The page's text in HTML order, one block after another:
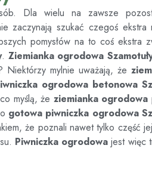
Dla wielu na zawsze
zaczynają szukać czegoś ekstra
pomysłów na to coś ekstra
. Ziemianka ogrodowa
Niektórzy mylnie uważają, że
ogrodowa betonowa
myślą, że ziemianka ogrodowa
gotowa piwniczka ogrodowa
że poznali nawet tylko część
Piwniczka ogrodowa jest więc